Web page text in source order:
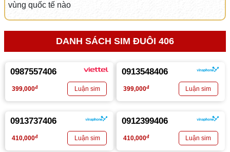
vùng quốc tế nào
DANH SÁCH SIM ĐUÔI 406
0987557406
399,000đ
0913548406
399,000đ
0913737406
410,000đ
0912399406
410,000đ